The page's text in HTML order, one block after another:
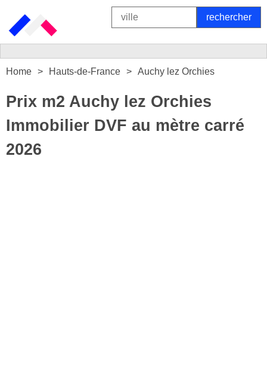
Home Hauts-de-France Auchy lez Orchies
Prix m2 Auchy lez Orchies
Immobilier DVF au mètre carré
2026